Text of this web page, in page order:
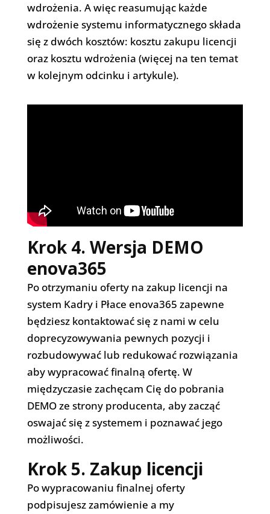
wdrożenia. A więc reasumując każde
wdrożenie systemu informatycznego składa
się z dwóch kosztów: kosztu zakupu licencji
oraz kosztu wdrożenia (więcej na ten temat
w kolejnym odcinku i artykule).
Krok 4. Wersja DEMO
enova365
Po otrzymaniu oferty na zakup licencji na
system Kadry i Płace enova365 zapewne
będziesz kontaktować się z nami w celu
doprecyzowywania pewnych pozycji i
rozbudowywać lub redukować rozwiązania
aby wypracować finalną ofertę. W
międzyczasie zachęcam Cię do pobrania
DEMO ze strony producenta, aby zacząć
oswajać się z systemem i poznawać jego
możliwości.
Krok 5. Zakup licencji
Po wypracowaniu finalnej oferty
podpisujesz zamówienie a my